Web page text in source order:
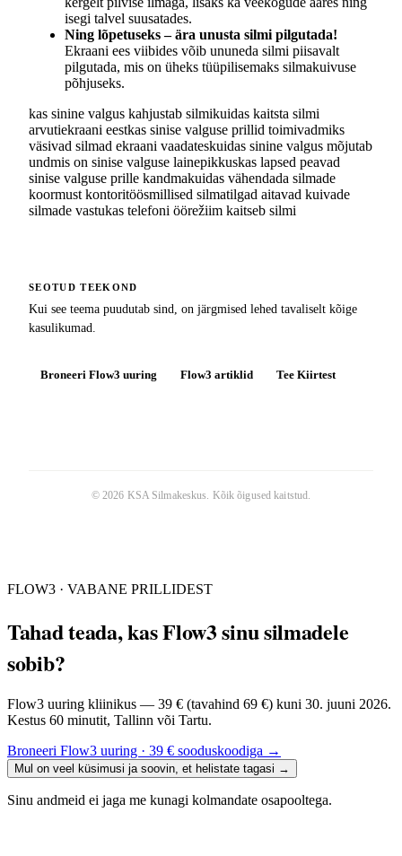
isegi talvel suusatades.
Ning lõpetuseks – ära unusta silmi pilgutada!
Ekraani ees viibides võib ununeda silmi piisavalt
pilgutada, mis on üheks tüüpilisemaks silmakuivuse
põhjuseks.
kas sinine valgus kahjustab silmikuidas kaitsta silmi
arvutiekraani eestkas sinise valguse prillid toimivadmiks
väsivad silmad ekraani vaadateskuidas sinine valgus mõjutab
undmis on sinise valguse lainepikkuskas lapsed peavad
sinise valguse prille kandmakuidas vähendada silmade
koormust kontoritöösmillised silmatilgad aitavad kuivade
silmade vastukas telefoni öörežiim kaitseb silmi
SEOTUD TEEKOND
Kui see teema puudutab sind, on järgmised lehed tavaliselt kõige
kasulikumad.
Broneeri Flow3 uuring Flow3 artiklid Tee Kiirtest
© 2026 KSA Silmakeskus. Kõik õigused kaitstud.
FLOW3 · VABANE PRILLIDEST
Tahad teada, kas Flow3 sinu silmadele
sobib?
Flow3 uuring kliinikus — 39 € (tavahind 69 €) kuni 30. juuni 2026.
Kestus 60 minutit, Tallinn või Tartu.
Broneeri Flow3 uuring · 39 € sooduskoodiga →
Mul on veel küsimusi ja soovin, et helistate tagasi →
Sinu andmeid ei jaga me kunagi kolmandate osapooltega.